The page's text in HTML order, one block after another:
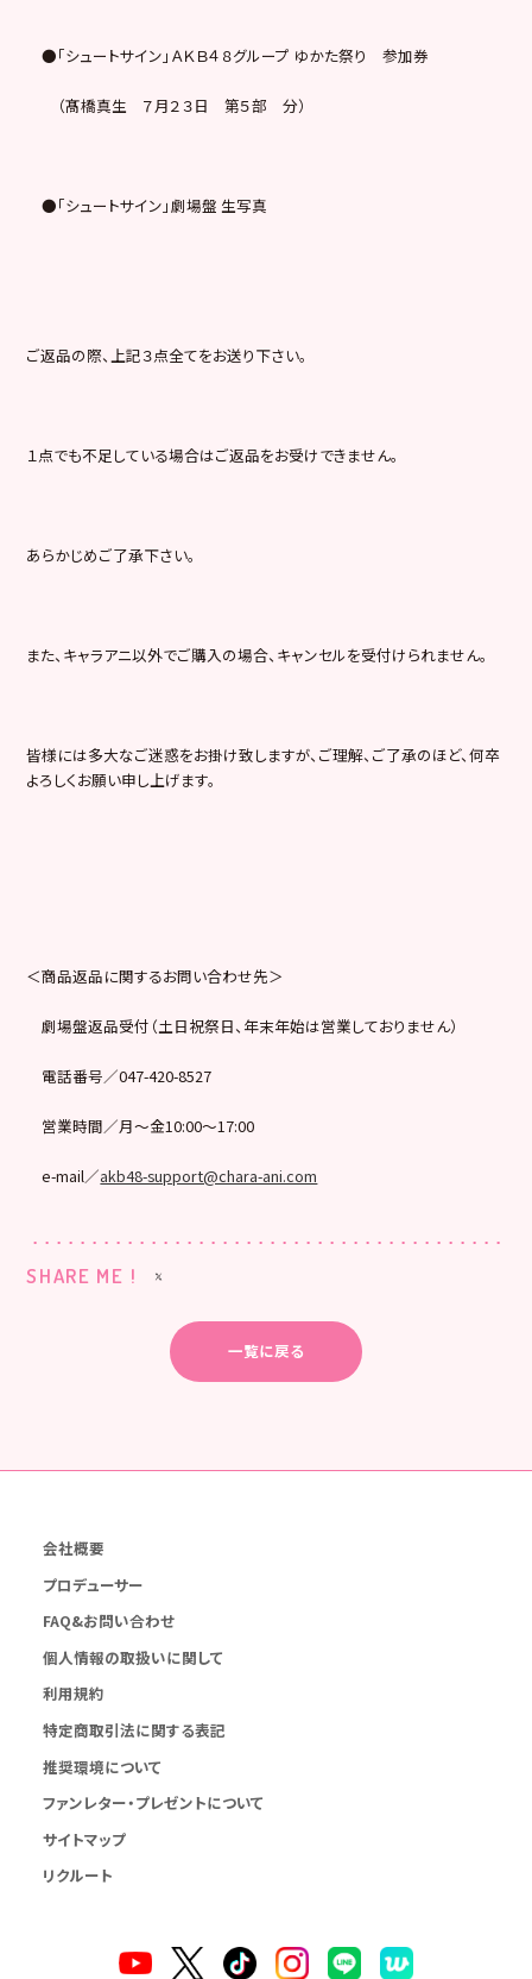
●「シュートサイン」ＡＫＢ４８グループ ゆかた祭り 参加券
（髙橋真生 ７月２３日 第５部 分）
●「シュートサイン」劇場盤 生写真
ご返品の際、上記３点全てをお送り下さい。
１点でも不足している場合はご返品をお受けできません。
あらかじめご了承下さい。
また、キャラアニ以外でご購入の場合、キャンセルを受付けられません。
皆様には多大なご迷惑をお掛け致しますが、ご理解、ご了承のほど、何卒
よろしくお願い申し上げます。
＜商品返品に関するお問い合わせ先＞
劇場盤返品受付（土日祝祭日、年末年始は営業しておりません）
電話番号／047-420-8527
営業時間／月～金10:00～17:00
e-mail／akb48-support@chara-ani.com
SHARE ME !
一覧に戻る
会社概要
プロデューサー
FAQ&お問い合わせ
個人情報の取扱いに関して
利用規約
特定商取引法に関する表記
推奨環境について
ファンレター・プレゼントについて
サイトマップ
リクルート